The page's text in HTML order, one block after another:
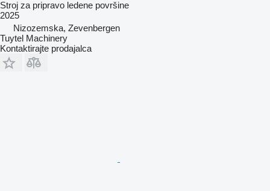
Stroj za pripravo ledene površine
2025
Nizozemska, Zevenbergen
Tuytel Machinery
Kontaktirajte prodajalca